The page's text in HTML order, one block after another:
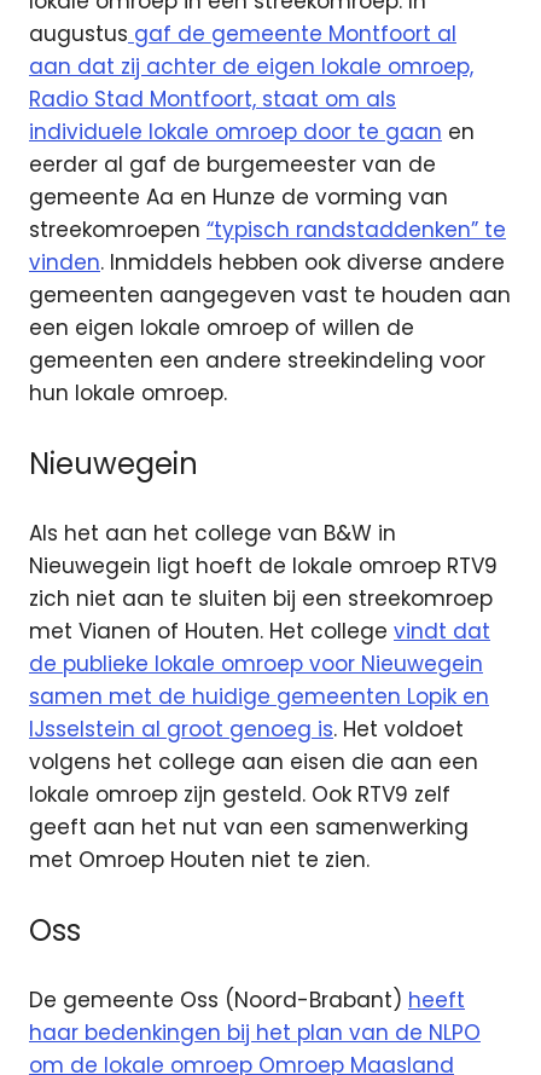
augustus gaf de gemeente Montfoort al
aan dat zij achter de eigen lokale omroep,
Radio Stad Montfoort, staat om als
individuele lokale omroep door te gaan en
eerder al gaf de burgemeester van de
gemeente Aa en Hunze de vorming van
streekomroepen “typisch randstaddenken” te
vinden. Inmiddels hebben ook diverse andere
gemeenten aangegeven vast te houden aan
een eigen lokale omroep of willen de
gemeenten een andere streekindeling voor
hun lokale omroep.
Nieuwegein
Als het aan het college van B&W in
Nieuwegein ligt hoeft de lokale omroep RTV9
zich niet aan te sluiten bij een streekomroep
met Vianen of Houten. Het college vindt dat
de publieke lokale omroep voor Nieuwegein
samen met de huidige gemeenten Lopik en
IJsselstein al groot genoeg is. Het voldoet
volgens het college aan eisen die aan een
lokale omroep zijn gesteld. Ook RTV9 zelf
geeft aan het nut van een samenwerking
met Omroep Houten niet te zien.
Oss
De gemeente Oss (Noord-Brabant) heeft
haar bedenkingen bij het plan van de NLPO
om de lokale omroep Omroep Maasland